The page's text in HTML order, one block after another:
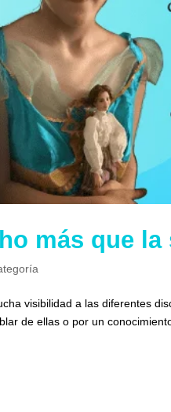
más que
visibilidad a las diferentes
de ellas o por un